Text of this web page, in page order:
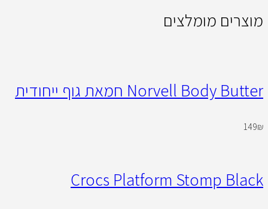
מוצרים מומלצים
Norvell Body Butter חמאת גוף ייחודית
149₪
Crocs Platform Stomp Black